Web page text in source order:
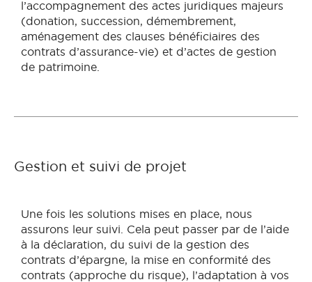
l’accompagnement des actes juridiques majeurs
(donation, succession, démembrement,
aménagement des clauses bénéficiaires des
contrats d’assurance-vie) et d’actes de gestion
de patrimoine.
Gestion et suivi de projet
Une fois les solutions mises en place, nous
assurons leur suivi. Cela peut passer par de l’aide
à la déclaration, du suivi de la gestion des
contrats d’épargne, la mise en conformité des
contrats (approche du risque), l’adaptation à vos